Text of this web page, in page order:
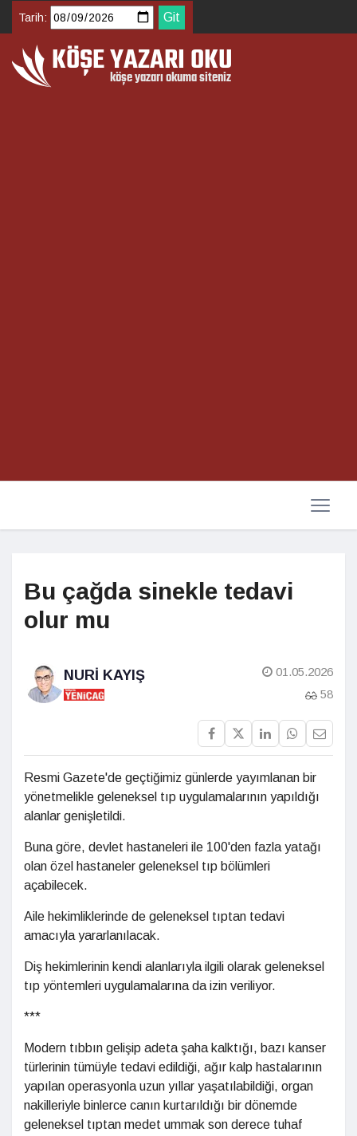
Tarih:
Bu çağda sinekle tedavi
olur mu
NURI KAYIŞ
01.05.2026
58
Resmi Gazete'de geçtiğimiz günlerde yayımlanan bir
yönetmelikle geleneksel tıp uygulamalarının yapıldığı
alanlar genişletildi.
Buna göre, devlet hastaneleri ile 100'den fazla yatağı
olan özel hastaneler geleneksel tıp bölümleri
açabilecek.
Aile hekimliklerinde de geleneksel tıptan tedavi
amacıyla yararlanılacak.
Diş hekimlerinin kendi alanlarıyla ilgili olarak geleneksel
tıp yöntemleri uygulamalarına da izin veriliyor.
***
Modern tıbbın gelişip adeta şaha kalktığı, bazı kanser
türlerinin tümüyle tedavi edildiği, ağır kalp hastalarının
yapılan operasyonla uzun yıllar yaşatılabildiği, organ
nakilleriyle binlerce canın kurtarıldığı bir dönemde
geleneksel tıptan medet ummak son derece tuhaf